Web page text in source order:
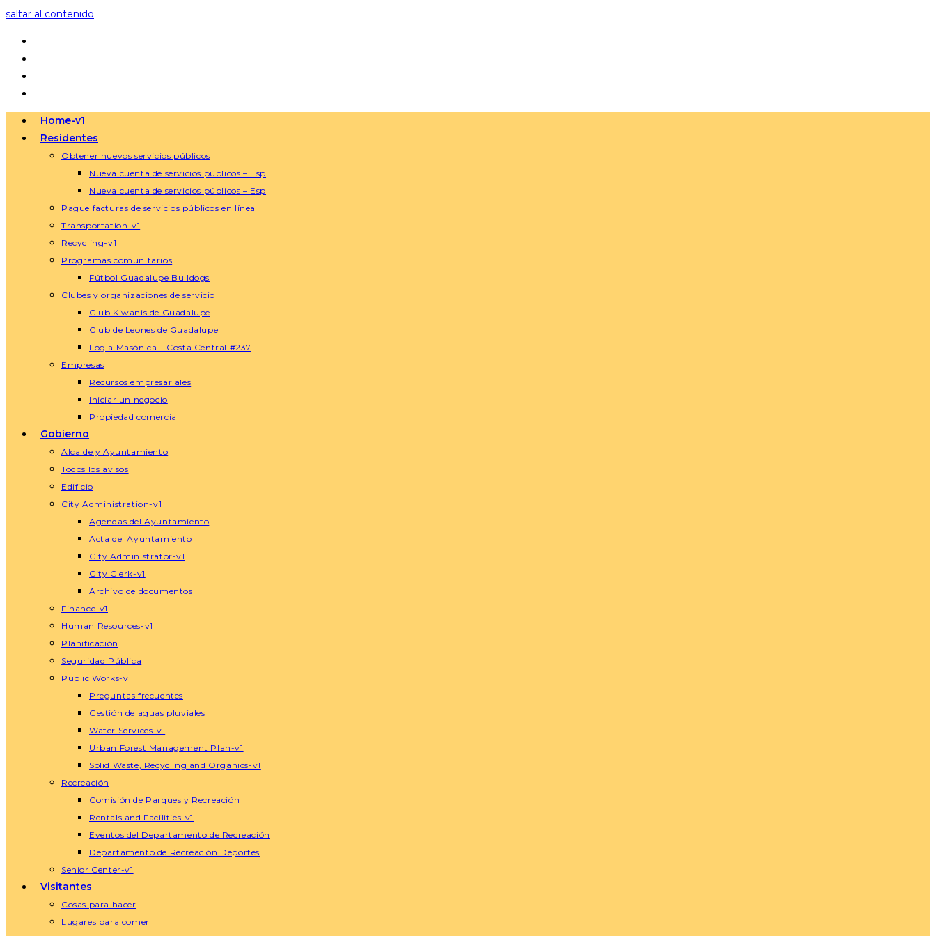
saltar al contenido
Home-v1
Residentes
Obtener nuevos servicios públicos
Nueva cuenta de servicios públicos – Esp
Nueva cuenta de servicios públicos – Esp
Pague facturas de servicios públicos en línea
Transportation-v1
Recycling-v1
Programas comunitarios
Fútbol Guadalupe Bulldogs
Clubes y organizaciones de servicio
Club Kiwanis de Guadalupe
Club de Leones de Guadalupe
Logia Masónica – Costa Central #237
Empresas
Recursos empresariales
Iniciar un negocio
Propiedad comercial
Gobierno
Alcalde y Ayuntamiento
Todos los avisos
Edificio
City Administration-v1
Agendas del Ayuntamiento
Acta del Ayuntamiento
City Administrator-v1
City Clerk-v1
Archivo de documentos
Finance-v1
Human Resources-v1
Planificación
Seguridad Pública
Public Works-v1
Preguntas frecuentes
Gestión de aguas pluviales
Water Services-v1
Urban Forest Management Plan-v1
Solid Waste, Recycling and Organics-v1
Recreación
Comisión de Parques y Recreación
Rentals and Facilities-v1
Eventos del Departamento de Recreación
Departamento de Recreación Deportes
Senior Center-v1
Visitantes
Cosas para hacer
Lugares para comer